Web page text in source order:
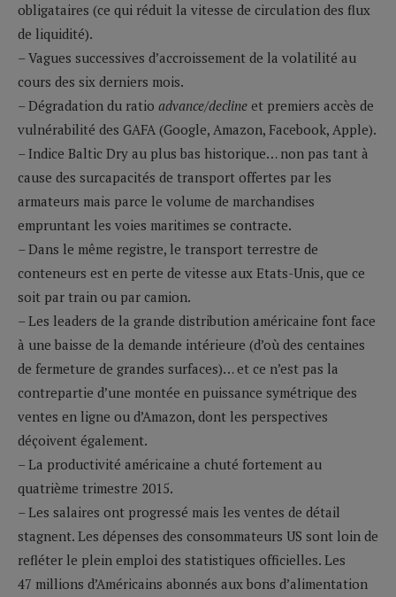
obligataires (ce qui réduit la vitesse de circulation des flux
de liquidité).
– Vagues successives d’accroissement de la volatilité au
cours des six derniers mois.
– Dégradation du ratio advance/decline et premiers accès de
vulnérabilité des GAFA (Google, Amazon, Facebook, Apple).
– Indice Baltic Dry au plus bas historique… non pas tant à
cause des surcapacités de transport offertes par les
armateurs mais parce le volume de marchandises
empruntant les voies maritimes se contracte.
– Dans le même registre, le transport terrestre de
conteneurs est en perte de vitesse aux Etats-Unis, que ce
soit par train ou par camion.
– Les leaders de la grande distribution américaine font face
à une baisse de la demande intérieure (d’où des centaines
de fermeture de grandes surfaces)… et ce n’est pas la
contrepartie d’une montée en puissance symétrique des
ventes en ligne ou d’Amazon, dont les perspectives
déçoivent également.
– La productivité américaine a chuté fortement au
quatrième trimestre 2015.
– Les salaires ont progressé mais les ventes de détail
stagnent. Les dépenses des consommateurs US sont loin de
refléter le plein emploi des statistiques officielles. Les
47 millions d’Américains abonnés aux bons d’alimentation